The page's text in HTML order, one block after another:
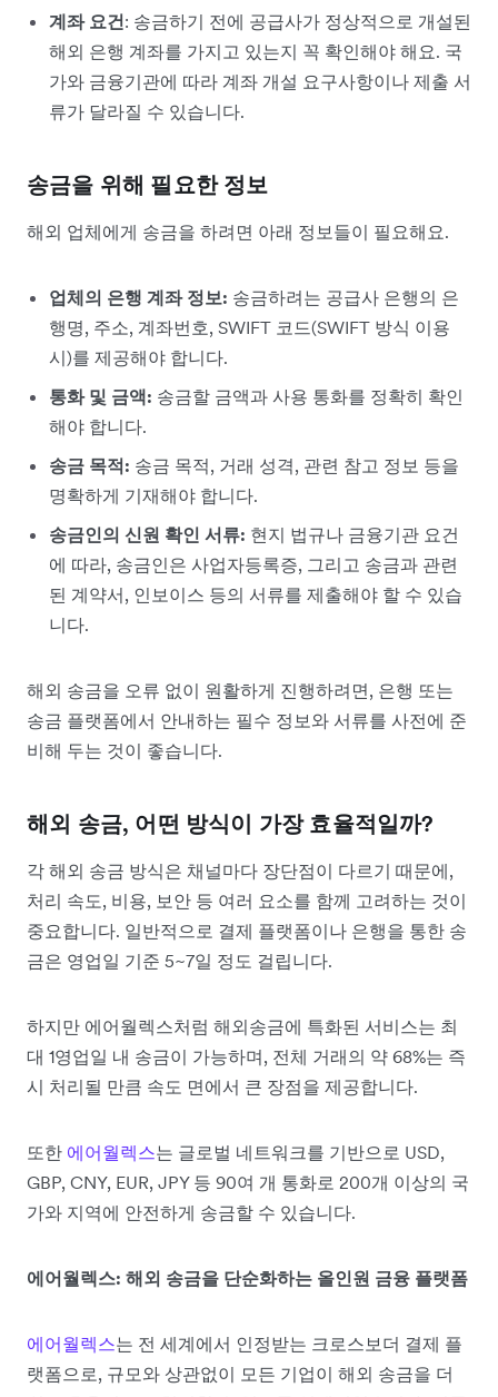
계좌 요건: 송금하기 전에 공급사가 정상적으로 개설된
해외 은행 계좌를 가지고 있는지 꼭 확인해야 해요. 국
가와 금융기관에 따라 계좌 개설 요구사항이나 제출 서
류가 달라질 수 있습니다.
송금을 위해 필요한 정보
해외 업체에게 송금을 하려면 아래 정보들이 필요해요.
업체의 은행 계좌 정보: 송금하려는 공급사 은행의 은
행명, 주소, 계좌번호, SWIFT 코드(SWIFT 방식 이용
시)를 제공해야 합니다.
통화 및 금액: 송금할 금액과 사용 통화를 정확히 확인
해야 합니다.
송금 목적: 송금 목적, 거래 성격, 관련 참고 정보 등을
명확하게 기재해야 합니다.
송금인의 신원 확인 서류: 현지 법규나 금융기관 요건
에 따라, 송금인은 사업자등록증, 그리고 송금과 관련
된 계약서, 인보이스 등의 서류를 제출해야 할 수 있습
니다.
해외 송금을 오류 없이 원활하게 진행하려면, 은행 또는
송금 플랫폼에서 안내하는 필수 정보와 서류를 사전에 준
비해 두는 것이 좋습니다.
해외 송금, 어떤 방식이 가장 효율적일까?
각 해외 송금 방식은 채널마다 장단점이 다르기 때문에,
처리 속도, 비용, 보안 등 여러 요소를 함께 고려하는 것이
중요합니다. 일반적으로 결제 플랫폼이나 은행을 통한 송
금은 영업일 기준 5~7일 정도 걸립니다.
하지만 에어월렉스처럼 해외송금에 특화된 서비스는 최
대 1영업일 내 송금이 가능하며, 전체 거래의 약 68%는 즉
시 처리될 만큼 속도 면에서 큰 장점을 제공합니다.
또한 에어월렉스는 글로벌 네트워크를 기반으로 USD,
GBP, CNY, EUR, JPY 등 90여 개 통화로 200개 이상의 국
가와 지역에 안전하게 송금할 수 있습니다.
에어월렉스: 해외 송금을 단순화하는 올인원 금융 플랫폼
에어월렉스는 전 세계에서 인정받는 크로스보더 결제 플
랫폼으로, 규모와 상관없이 모든 기업이 해외 송금을 더